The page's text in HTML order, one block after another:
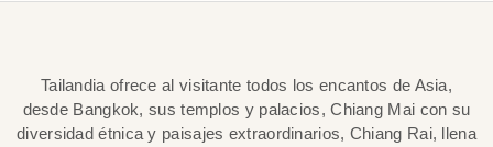
Tailandia ofrece al visitante todos los encantos de Asia,
desde Bangkok, sus templos y palacios, Chiang Mai con su
diversidad étnica y paisajes extraordinarios, Chiang Rai, llena